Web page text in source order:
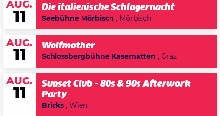
AUG.
11
Die italienische Schlagernacht
Seebühne Mörbisch , Mörbisch
AUG.
11
Wolfmother
Schlossbergbühne Kasematten , Graz
AUG.
11
Sunset Club - 80s & 90s Afterwork
Party
Bricks , Wien